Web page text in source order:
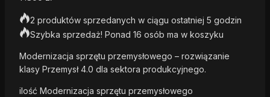
2 produktów sprzedanych w ciągu ostatniej 5 godzin
Szybka sprzedaż! Ponad 16 osób ma w koszyku
Modernizacja sprzętu przemysłowego – rozwiązanie
klasy Przemysł 4.0 dla sektora produkcyjnego.
ilość Modernizacja sprzętu przemysłowego